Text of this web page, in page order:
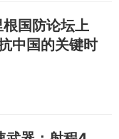
国防论坛上
中国的关键时